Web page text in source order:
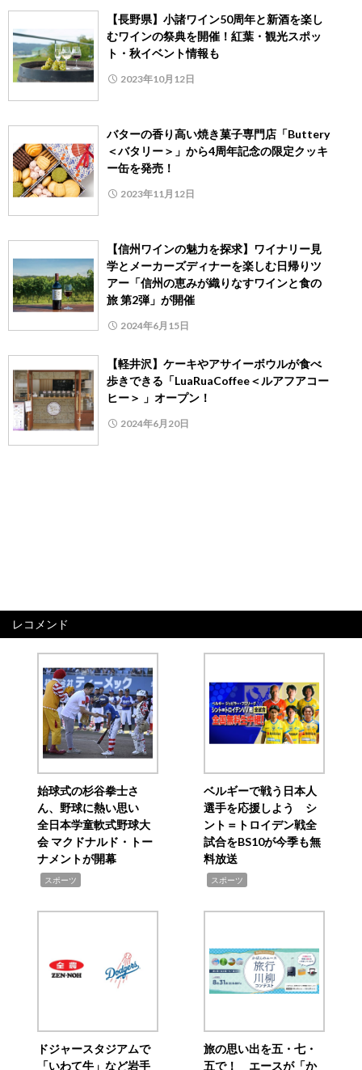
【長野県】小諸ワイン50周年と新酒を楽し
むワインの祭典を開催！紅葉・観光スポッ
ト・秋イベント情報も
2023年10月12日
バターの香り高い焼き菓子専門店「Buttery
＜バタリー＞」から4周年記念の限定クッキ
ー缶を発売！
2023年11月12日
【信州ワインの魅力を探求】ワイナリー見
学とメーカーズディナーを楽しむ日帰りツ
アー「信州の恵みが織りなすワインと食の
旅 第2弾」が開催
2024年6月15日
【軽井沢】ケーキやアサイーボウルが食べ
歩きできる「LuaRuaCoffee＜ルアフアコー
ヒー＞ 」オープン！
2024年6月20日
レコメンド
始球式の杉谷拳士さ
ん、野球に熱い思い
全日本学童軟式野球大
会 マクドナルド・トー
ナメントが開幕
スポーツ
ベルギーで戦う日本人
選手を応援しよう シ
ント＝トロイデン戦全
試合をBS10が今季も無
料放送
スポーツ
ドジャースタジアムで
「いわて牛」など岩手
旅の思い出を五・七・
五で！ エースが「か